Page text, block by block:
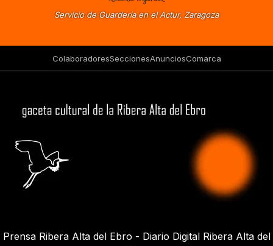
Servicio de Guardería en el Actur, Zaragoza
ColaboradoresSeccionesAnunciosComarca
Prensa Ribera Alta del Ebro - Diario Digital Ribera Alta del